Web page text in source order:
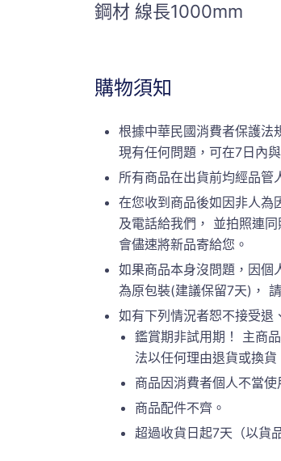
鋼材 線長1000mm
購物須知
根據中華民國消費者保護法
現有任何問題，可在7日內
所有商品在出貨前均經品管
在您收到商品後如因非人為
及電話給我們， 並拍照連
會儘速將新品寄給您。
如果商品本身沒問題，因個
為原包裝(建議保留7天)，
如有下列情況者恕不接受退
鑑賞期非試用期！ 主商
法以任何理由退貨或換
商品因消費者個人不當
商品配件不齊。
超過收貨日起7天（以貨